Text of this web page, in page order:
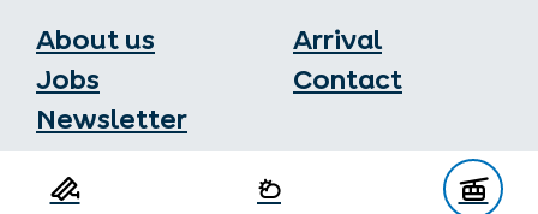
About us
Jobs
Newsletter
Arrival
Contact
Serfaus-Fiss-Ladis Tourist Board Gänsackerweg 2